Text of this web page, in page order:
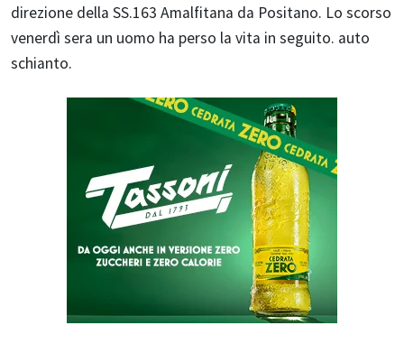
direzione della SS.163 Amalfitana da Positano. Lo scorso
venerdì sera un uomo ha perso la vita in seguito. auto
schianto.